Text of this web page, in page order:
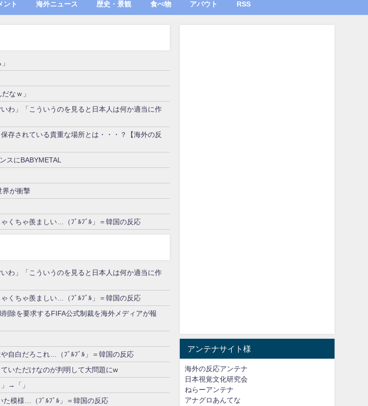
ント 海外ニュース 歴史・景観 食べ物 アバウト RSS
なｗ」
わ」「こういうのを見ると日本人は何か適当に作
存されている貴重な場所とは・・・？【海外の反
スにBABYMETAL
界が衝撃
くちゃ羨ましい…（ﾌﾞﾙﾌﾞﾙ」＝韓国の反応
わ」「こういうのを見ると日本人は何か適当に作
くちゃ羨ましい…（ﾌﾞﾙﾌﾞﾙ」＝韓国の反応
除を要求するFIFA公式制裁を海外メディアが報
自白だろこれ…（ﾌﾞﾙﾌﾞﾙ」＝韓国の反応
いただけなのが判明して大問題にw
→「」
た模様…（ﾌﾞﾙﾌﾞﾙ」＝韓国の反応
アンテナサイト様
海外の反応アンテナ
日本視覚文化研究会
ねらーアンテナ
アナグロあんてな